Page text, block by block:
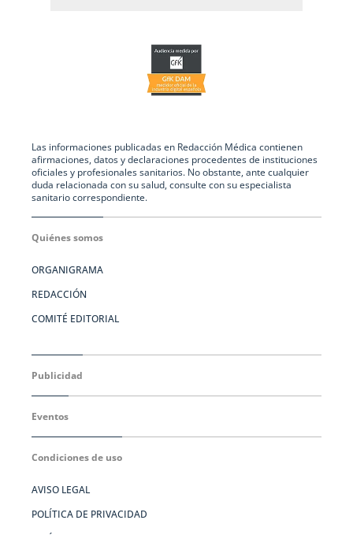
Las informaciones publicadas en Redacción Médica contienen
afirmaciones, datos y declaraciones procedentes de instituciones
oficiales y profesionales sanitarios. No obstante, ante cualquier
duda relacionada con su salud, consulte con su especialista
sanitario correspondiente.
Quiénes somos
ORGANIGRAMA
REDACCIÓN
COMITÉ EDITORIAL
Publicidad
Eventos
Condiciones de uso
AVISO LEGAL
POLÍTICA DE PRIVACIDAD